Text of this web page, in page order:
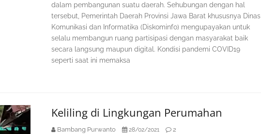
dalam pembangunan suatu daerah. Sehubungan dengan hal
tersebut, Pemerintah Daerah Provinsi Jawa Barat khususnya Dinas
Komunikasi dan Informatika (Diskominfo) mengupayakan untuk
selalu membangun ruang partisipasi dengan masyarakat baik
secara langsung maupun digital. Kondisi pandemi COVID19
seperti saat ini memaksa
Keliling di Lingkungan Perumahan
Bambang Purwanto 28/02/2021 2